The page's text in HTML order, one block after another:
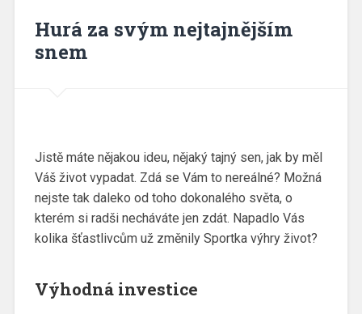
Hurá za svým nejtajnějším
snem
Jistě máte nějakou ideu, nějaký tajný sen, jak by měl
Váš život vypadat. Zdá se Vám to nereálné? Možná
nejste tak daleko od toho dokonalého světa, o
kterém si radši necháváte jen zdát. Napadlo Vás
kolika šťastlivcům už změnily Sportka výhryživot?
Výhodná investice